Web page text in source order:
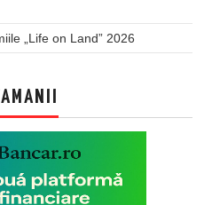
„Life on Land” 2026